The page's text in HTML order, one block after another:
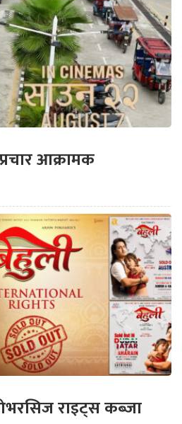
आक्रामक
राइट्स कब्जा